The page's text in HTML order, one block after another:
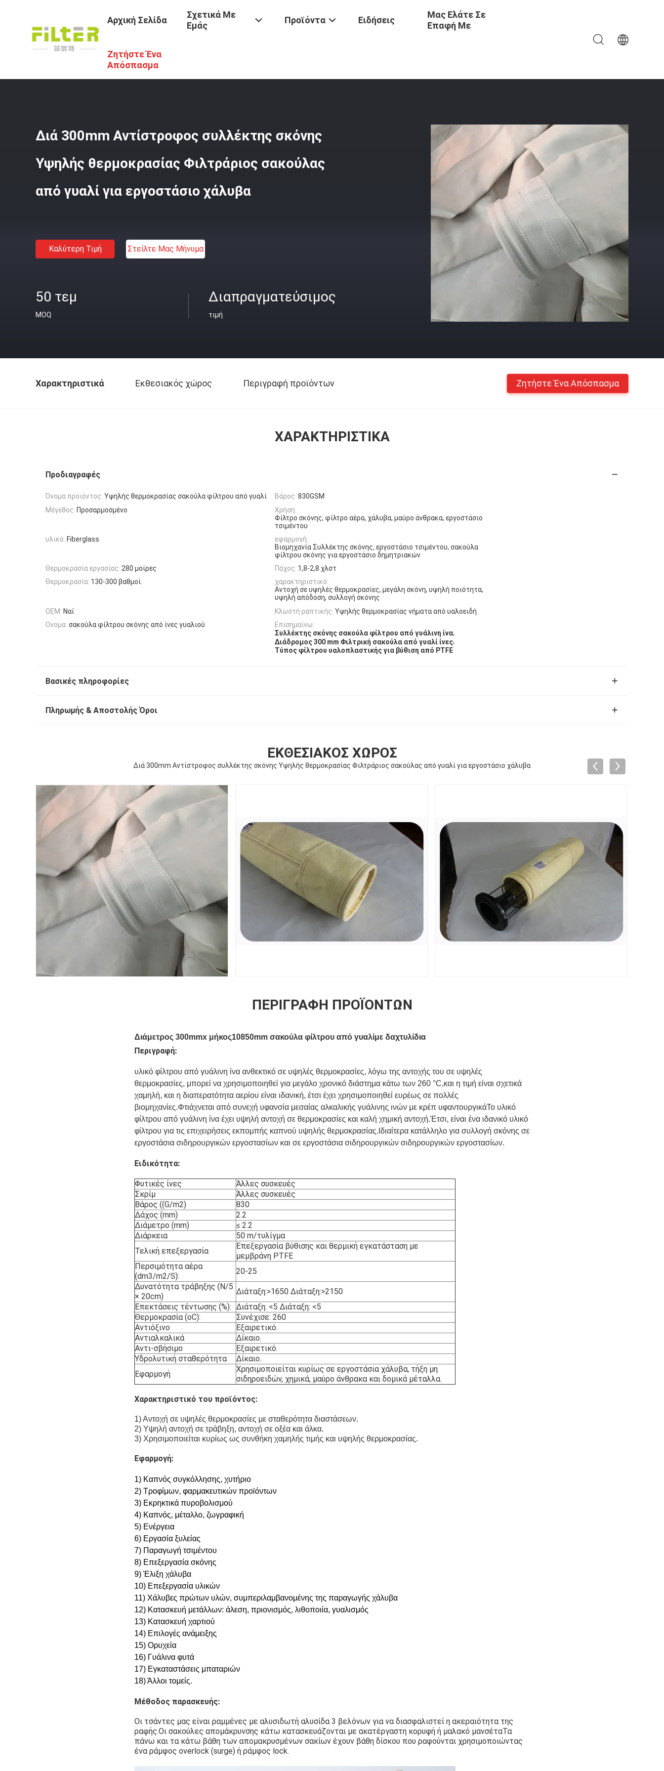
Αρχική Σελίδα
Σχετικά Με
Εμάς
Προϊόντα Ειδήσεις
Μας Ελάτε Σε
Επαφή Με
Ζητήστε Ένα
Απόσπασμα
Αρχική Σελίδα Προϊόντα / Τύπος Φίλτρου Αραμιδίου
Διά 300mm Αντίστροφος συλλέκτης σκόνης
Υψηλής θερμοκρασίας Φιλτράριος σακούλας
από γυαλί για εργοστάσιο χάλυβα
Καλύτερη Τιμή Στείλτε Μας Μήνυμα
50 τεμ
MOQ
Διαπραγματεύσιμος
τιμή
Χαρακτηριστικά Εκθεσιακός χώρος Περιγραφή προϊόντων Ζητήστε Ένα Απόσπασμα
ΧΑΡΑΚΤΗΡΙΣΤΙΚΆ
Προδιαγραφές
Όνομα προϊόντος: Υψηλής θερμοκρασίας σακούλα φίλτρου από γυαλί Βάρος: 830GSM
Μέγεθος: Προσαρμοσμένο
Χρήση:
Φίλτρο σκόνης, φίλτρο αέρα, χάλυβα, μαύρο άνθρακα, εργοστάσιο
τσιμέντου
υλικό: Fiberglass
εφαρμογή:
Βιομηχανία Συλλέκτης σκόνης, εργοστάσιο τσιμέντου, σακούλα
φίλτρου σκόνης για εργοστάσιο δημητριακών
Θερμοκρασία εργασίας: 280 μοίρες Πάχος: 1,8-2,8 χλστ
Θερμοκρασία: 130-300 βαθμοί.
χαρακτηριστικό:
Αντοχή σε υψηλές θερμοκρασίες, μεγάλη σκόνη, υψηλή ποιότητα,
υψηλή απόδοση, συλλογή σκόνης
OEM: Ναί Κλωστή ραπτικής: Υψηλής θερμοκρασίας νήματα από υαλοειδή
Ονομα: σακούλα φίλτρου σκόνης από ίνες γυαλιού
Επισημαίνω:
Συλλέκτης σκόνης σακούλα φίλτρου από γυάλινη ίνα,
Διάδρομος 300 mm Φιλτρική σακούλα από γυαλί ίνες,
Τύπος φίλτρου υαλοπλαστικής για βύθιση από PTFE
Βασικές πληροφορίες
Πληρωμής & Αποστολής Όροι
ΕΚΘΕΣΙΑΚΌΣ ΧΏΡΟΣ
Διά 300mm Αντίστροφος συλλέκτης σκόνης Υψηλής θερμοκρασίας Φιλτράριος σακούλας από γυαλί για εργοστάσιο χάλυβα
ΠΕΡΙΓΡΑΦΉ ΠΡΟΪΌΝΤΩΝ
Διάμετρος 300mmx μήκος10850mm σακούλα φίλτρου από γυαλίμε δαχτυλίδια
Περιγραφή:
υλικό φίλτρου από γυάλινη ίνα ανθεκτικό σε υψηλές θερμοκρασίες, λόγω της αντοχής του σε υψηλές
θερμοκρασίες, μπορεί να χρησιμοποιηθεί για μεγάλο χρονικό διάστημα κάτω των 260 °C,και η τιμή είναι σχετικά
χαμηλή, και η διαπερατότητα αερίου είναι ιδανική, έτσι έχει χρησιμοποιηθεί ευρέως σε πολλές
βιομηχανίες.Φτιάχνεται από συνεχή υφανσία μεσαίας αλκαλικής γυάλινης ινών με κρέπ υφαντουργικάΤο υλικό
φίλτρου από γυάλινη ίνα έχει υψηλή αντοχή σε θερμοκρασίες και καλή χημική αντοχή.Έτσι, είναι ένα ιδανικό υλικό
φίλτρου για τις επιχειρήσεις εκπομπής καπνού υψηλής θερμοκρασίας.Ιδιαίτερα κατάλληλο για συλλογή σκόνης σε
εργοστάσια σιδηρουργικών εργοστασίων και σε εργοστάσια σιδηρουργικών σιδηρουργικών εργοστασίων.
Ειδικότητα:
Φυτικές ίνες
Άλλες συσκευές
Σκρίμ
Άλλες συσκευές
Βάρος ((G/m2)
830
Δάχος (mm)
2.2
Διάμετρο (mm)
≤ 2.2
Διάρκεια
50 m/τυλίγμα
Τελική επεξεργασία
Επεξεργασία βύθισης και θερμική εγκατάσταση με
μεμβράνη PTFE
Περσιμότητα αέρα
(dm3/m2/S):
20-25
Δυνατότητα τράβηξης (N/5
× 20cm)
Διάταξη:>1650 Διάταξη:>2150
Επεκτάσεις τέντωσης (%): Διάταξη: <5 Διάταξη: <5
Θερμοκρασία (oC):
Συνέχισε: 260
Αντιόξινο
Εξαιρετικό.
Αντιαλκαλικά
Δίκαιο.
Αντι-σβήσιμο
Εξαιρετικό.
Υδρολυτική σταθερότητα
Δίκαιο.
Εφαρμογή
Χρησιμοποιείται κυρίως σε εργοστάσια χάλυβα, τήξη μη
σιδηροειδών, χημικά, μαύρο άνθρακα και δομικά μέταλλα.
Χαρακτηριστικό του προϊόντος:
1) Αντοχή σε υψηλές θερμοκρασίες με σταθερότητα διαστάσεων.
2) Υψηλή αντοχή σε τράβηξη, αντοχή σε οξέα και άλκα.
3) Χρησιμοποιείται κυρίως ως συνθήκη χαμηλής τιμής και υψηλής θερμοκρασίας.
Εφαρμογή:
1) Καπνός συγκόλλησης, χυτήριο
2) Τροφίμων, φαρμακευτικών προϊόντων
3) Εκρηκτικά πυροβολισμού
4) Καπνός, μέταλλο, ζωγραφική
5) Ενέργεια
6) Εργασία ξυλείας
7) Παραγωγή τσιμέντου
8) Επεξεργασία σκόνης
9) Έλιξη χάλυβα
10) Επεξεργασία υλικών
11) Χάλυβες πρώτων υλών, συμπεριλαμβανομένης της παραγωγής χάλυβα
12) Κατασκευή μετάλλων: άλεση, πριονισμός, λιθοποιία, γυαλισμός
13) Κατασκευή χαρτιού
14) Επιλογές ανάμειξης
15) Ορυχεία
16) Γυάλινα φυτά
17) Εγκαταστάσεις μπαταριών
18) Άλλοι τομείς.
Μέθοδος παρασκευής:
Οι τσάντες μας είναι ραμμένες με αλυσιδωτή αλυσίδα 3 βελόνων για να διασφαλιστεί η ακεραιότητα της
ραφής.Οι σακούλες απομάκρυνσης κάτω κατασκευάζονται με ακατέργαστη κορυφή ή μαλακό μανσέταΤα
πάνω και τα κάτω βάθη των απομακρυσμένων σακίων έχουν βάθη δίσκου που ραφούνται χρησιμοποιώντας
ένα ράμφος overlock (surge) ή ράμφος lock.